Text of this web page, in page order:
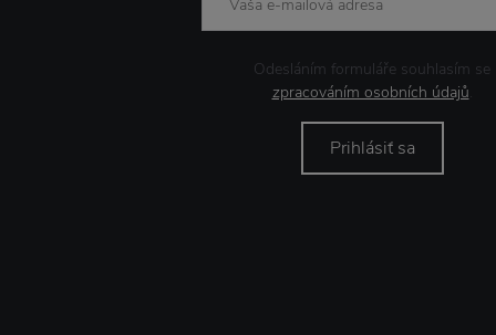
Odesláním formuláře souhlasím se
zpracováním osobních údajů.
Prihlásiť sa